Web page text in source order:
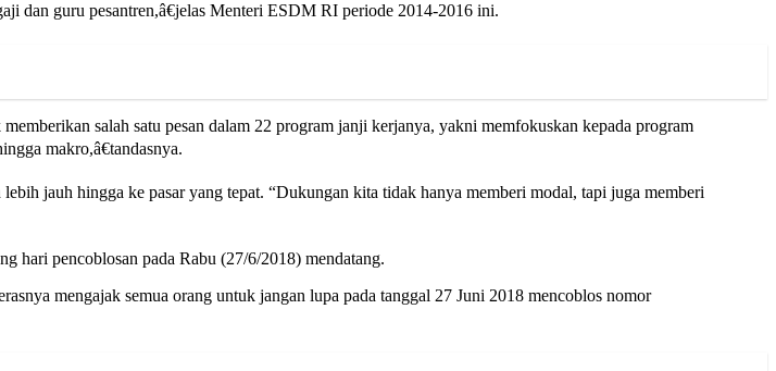
dan guru pesantren,â€jelas Menteri ESDM RI periode 2014-2016 ini.
salah satu pesan dalam 22 program janji kerjanya, yakni memfokuskan kepada program
makro,â€tandasnya.
jauh hingga ke pasar yang tepat. “Dukungan kita tidak hanya memberi modal, tapi juga memberi
hari pencoblosan pada Rabu (27/6/2018) mendatang.
mengajak semua orang untuk jangan lupa pada tanggal 27 Juni 2018 mencoblos nomor